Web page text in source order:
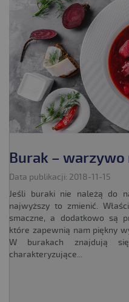
Burak – warzywo
Data publikacji: 2018-11-15
Jeśli buraki nie należą do
najwyższy to zmienić.
smaczne, a dodatkowo są
które zapewnią nam piękny
W burakach znajdują
charakteryzujące...